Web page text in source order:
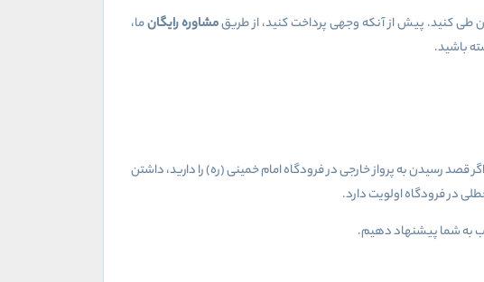
مشاوره رایگانما،
باشید.
رسیدن به پرواز خارجی در فرودگاه امام خمینی (ره) را دارید، داشتن
در فرودگاه اولویت دارد.
به شما پیشنهاد دهیم.